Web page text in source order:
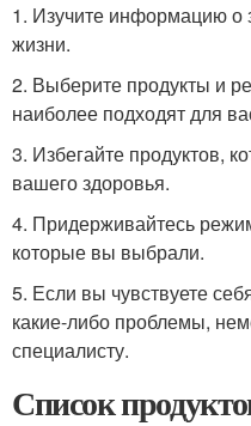
1. Изучите информацию о
жизни.
2. Выберите продукты и
наиболее подходят для
3. Избегайте продуктов,
вашего здоровья.
4. Придерживайтесь
которые вы выбрали.
5. Если вы чувствуете
какие-либо проблемы,
специалисту.
Список